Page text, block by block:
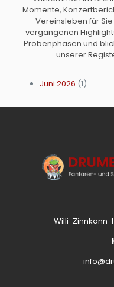
Momente,
Vereinsleben für
vergangenen
Probenphasen und
unserer
Juni 2026 (1)
Willi-Zinnkann-